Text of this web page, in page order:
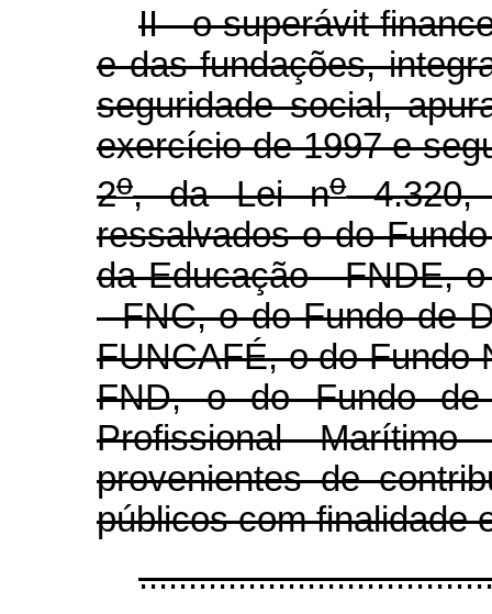
II - o superávit
e das fundações,
seguridade social,
exercício de 1997 e
2o, da Lei no4.320,
ressalvados o do
da Educação - FNDE,
- FNC, o do Fundo de
FUNCAFÉ, o do Fundo
FND, o do Fundo de
Profissional
provenientes de
públicos com finalidade